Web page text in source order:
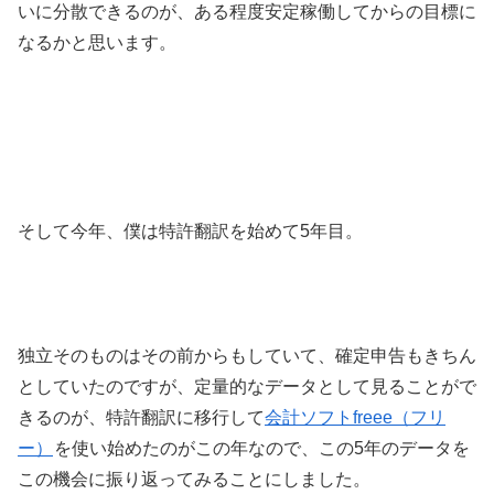
いに分散できるのが、ある程度安定稼働してからの目標に
なるかと思います。
そして今年、僕は特許翻訳を始めて5年目。
独立そのものはその前からもしていて、確定申告もきちん
としていたのですが、定量的なデータとして見ることがで
きるのが、特許翻訳に移行して会計ソフトfreee（フリ
ー）
を使い始めたのがこの年なので、この5年のデータを
この機会に振り返ってみることにしました。